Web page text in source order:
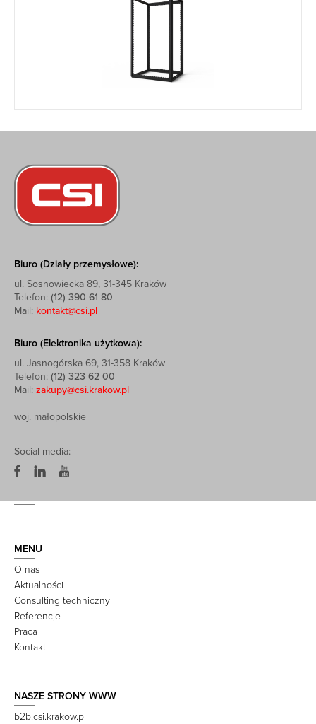
Biuro (Działy przemysłowe):
ul. Sosnowiecka 89, 31-345 Kraków
Telefon: (12) 390 61 80
Mail: kontakt@csi.pl
Biuro (Elektronika użytkowa):
ul. Jasnogórska 69, 31-358 Kraków
Telefon: (12) 323 62 00
Mail: zakupy@csi.krakow.pl
woj. małopolskie
Social media:
MENU
O nas
Aktualności
Consulting techniczny
Referencje
Praca
Kontakt
NASZE STRONY WWW
b2b.csi.krakow.pl